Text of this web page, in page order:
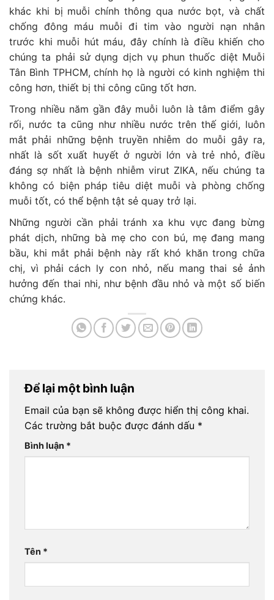
khác khi bị muỗi chính thông qua nước bọt, và chất
chống đông máu muỗi đi tim vào người nạn nhân
trước khi muỗi hút máu, đây chính là điều khiến cho
chúng ta phải sử dụng dịch vụ phun thuốc diệt Muỗi
Tân Bình TPHCM, chính họ là người có kinh nghiệm thi
công hơn, thiết bị thi công cũng tốt hơn.
Trong nhiều năm gần đây muỗi luôn là tâm điểm gây
rối, nước ta cũng như nhiều nước trên thế giới, luôn
mắt phải những bệnh truyền nhiễm do muỗi gây ra,
nhất là sốt xuất huyết ở người lớn và trẻ nhỏ, điều
đáng sợ nhất là bệnh nhiễm virut ZIKA, nếu chúng ta
không có biện pháp tiêu diệt muỗi và phòng chống
muỗi tốt, có thể bệnh tật sẻ quay trở lại.
Những người cần phải tránh xa khu vực đang bừng
phát dịch, những bà mẹ cho con bú, mẹ đang mang
bầu, khi mắt phải bệnh này rất khó khăn trong chữa
chị, vì phải cách ly con nhỏ, nếu mang thai sẻ ảnh
hưởng đến thai nhi, như bệnh đầu nhỏ và một số biến
chứng khác.
Để lại một bình luận
Email của bạn sẽ không được hiển thị công khai.
Các trường bắt buộc được đánh dấu *
Bình luận *
Tên *